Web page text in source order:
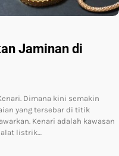
Jaminan di
Dimana kini semakin
yang tersebar di titik
Kenari adalah kawasan
listrik…